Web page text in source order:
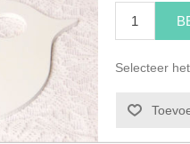
Selecteer